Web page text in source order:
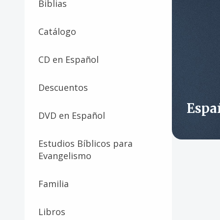
Biblias
Catálogo
CD en Español
Descuentos
DVD en Español
Estudios Bíblicos para
Evangelismo
Familia
Libros